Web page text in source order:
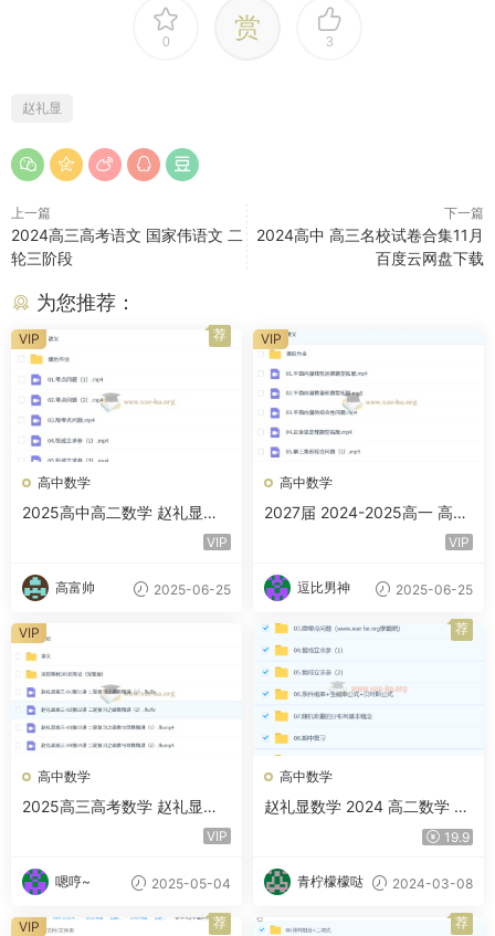
0 赏 3
赵礼显
上一篇
2024高三高考语文 国家伟语文 二
轮三阶段
下一篇
2024高中 高三名校试卷合集11月
百度云网盘下载
为您推荐：
高中数学
2025高中高二数学 赵礼显数
VIP
高富帅 2025-06-25
VIP 荐
高中数学
2027届 2024-2025高一 高中
数学 赵礼显数学全年 暑假秋VIP
逗比男神 2025-06-25
VIP
高中数学
2025高三高考数学 赵礼显数
学 2025全年全程一轮二轮暑VIP
嗯哼~ 2025-05-04
VIP
高中数学
赵礼显数学 2024 高二数学 精
讲春季班 百度云网盘下载 19.9
青柠檬檬哒 2024-03-08
荐
VIP 荐 荐